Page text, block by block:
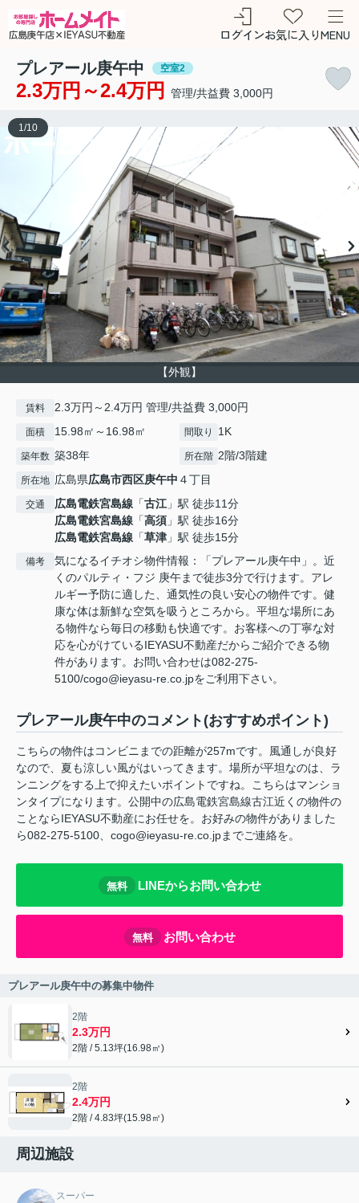
ログインお気に入りMENU
プレアール庚午中 空室2
2.3万円～2.4万円 管理/共益費 3,000円
【外観】
1 /10
賃料 2.3万円～2.4万円 管理/共益費 3,000円
面積 15.98㎡～16.98㎡ 間取り 1K
築年数 築38年 所在階 2階/3階建
所在地 広島県広島市西区庚午中 ４丁目
交通 広島電鉄宮島線 「古江 」駅 徒歩11分
広島電鉄宮島線 「高須 」駅 徒歩16分
広島電鉄宮島線 「草津 」駅 徒歩15分
備考
気になるイチオシ物件情報：「プレアール庚午中」。近
くのパルティ・フジ 庚午まで徒歩3分で行けます。アレ
ルギー予防に適した、通気性の良い安心の物件です。健
康な体は新鮮な空気を吸うところから。平坦な場所にあ
る物件なら毎日の移動も快適です。お客様への丁寧な対
応を心がけているIEYASU不動産だからご紹介できる物
件があります。お問い合わせは082-275-
5100/cogo@ieyasu-re.co.jpをご利用下さい。
プレアール庚午中のコメント(おすすめポイント)
こちらの物件はコンビニまでの距離が257mです。風通しが良好
なので、夏も涼しい風がはいってきます。場所が平坦なのは、ラ
ンニングをする上で抑えたいポイントですね。こちらはマンショ
ンタイプになります。公開中の広島電鉄宮島線古江近くの物件の
ことならIEYASU不動産にお任せを。お好みの物件がありました
ら082-275-5100、cogo@ieyasu-re.co.jpまでご連絡を。
無料 LINEからお問い合わせ
無料 お問い合わせ
プレアール庚午中の募集中物件
2階
2.3万円
2階 / 5.13坪(16.98㎡)
2階
2.4万円
2階 / 4.83坪(15.98㎡)
周辺施設
スーパー